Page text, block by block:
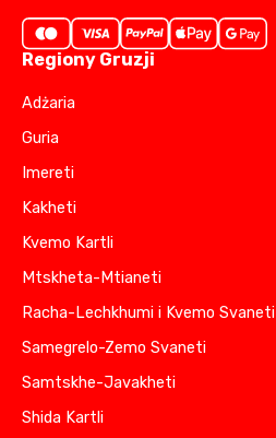
Regiony Gruzji
Adżaria
Guria
Imereti
Kakheti
Kvemo Kartli
Mtskheta-Mtianeti
Racha-Lechkhumi i Kvemo Svaneti
Samegrelo-Zemo Svaneti
Samtskhe-Javakheti
Shida Kartli